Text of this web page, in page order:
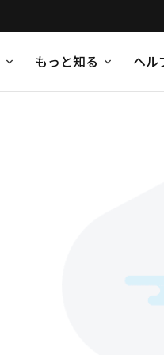
もっと知る ヘル